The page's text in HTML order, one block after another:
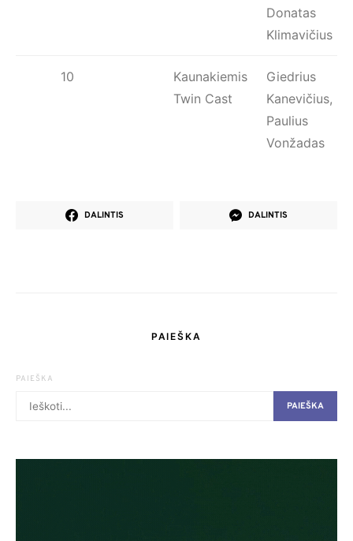
Donatas
Klimavičius
10
Kaunakiemis
Twin Cast
Giedrius
Kanevičius,
Paulius
Vonžadas
DALINTIS DALINTIS
PAIEŠKA
PAIEŠKA
PAIEŠKA